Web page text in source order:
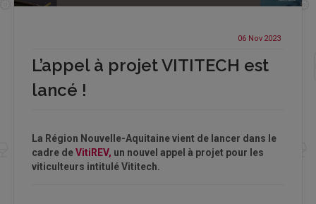
06 Nov 2023
L’appel à projet VITITECH est
lancé !
La Région Nouvelle-Aquitaine vient de lancer dans le
cadre deVitiREV, un nouvel appel à projet pour les
viticulteurs intitulé Vititech.